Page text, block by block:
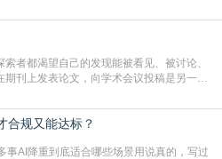
的理解。如何系统、高效地打磨自己的论
际期刊的要求，是每位研究者值得投入学
编就为大家介
者都渴望自己的发现能被看见、被讨论、
刊上发表论文，向学术会议投稿是另一个
与社会网络。本篇AEIC学术交流中心小编
、加速研究成果的传播与反馈学术会议通
期刊漫长的
合规又能达标？
事AI降重到底适合哪些场景用说真的，写过